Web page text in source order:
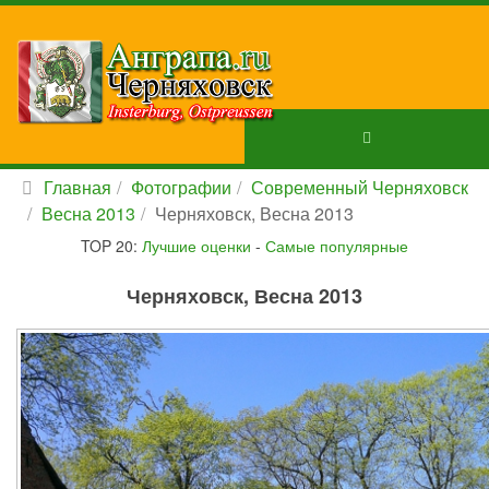
Главная Фотографии
Современный Черняховск
Весна 2013
Черняховск, Весна 2013
TOP 20: Лучшие оценки - Самые популярные
Черняховск, Весна 2013